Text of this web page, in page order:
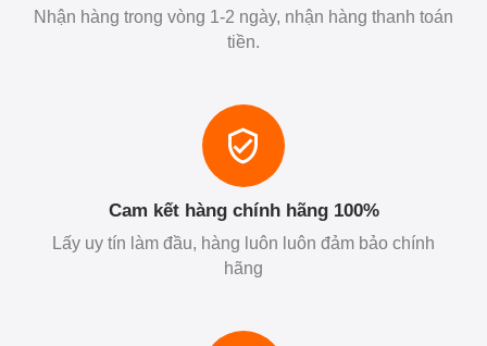
Nhận hàng trong vòng 1-2 ngày, nhận hàng thanh toán
tiền.
Cam kết hàng chính hãng 100%
Lấy uy tín làm đầu, hàng luôn luôn đảm bảo chính
hãng